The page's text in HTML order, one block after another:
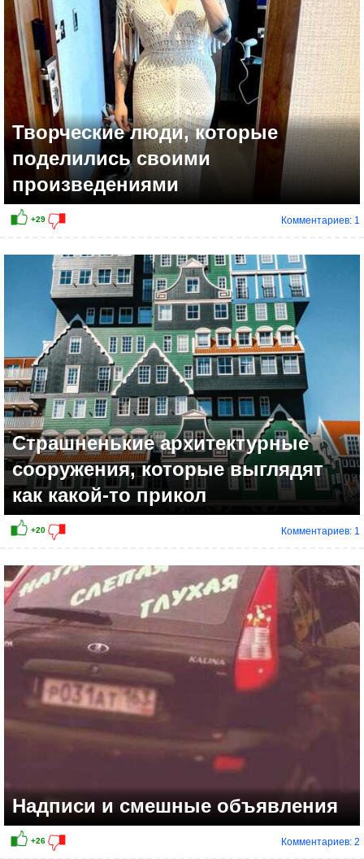
+37
Творческие люди, которые
поделились своими
произведениями
Комментариев: 1
Страшненькие архитектурные
сооружения, которые выглядят
как какой-то прикол
Комментариев: 1
Надписи и смешные объявления
Комментариев: 2